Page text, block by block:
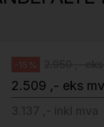
-15%
2.509 ,- eks